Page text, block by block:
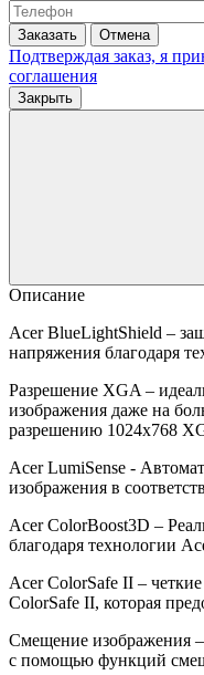
Заказать Отмена
Подтверждая заказ, я
соглашения
Закрыть
Описание
Acer BlueLightShield –
напряжения благодаря
Разрешение XGA –
изображения даже на
разрешению 1024x768
Acer LumiSense -
изображения в
Acer ColorBoost3D –
благодаря технологии
Acer ColorSafe II –
ColorSafe II, которая
Смещение изображения
с помощью функций